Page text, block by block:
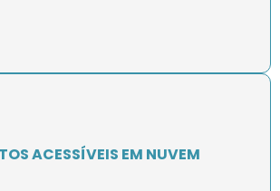
ACESSÍVEIS EM NUVEM